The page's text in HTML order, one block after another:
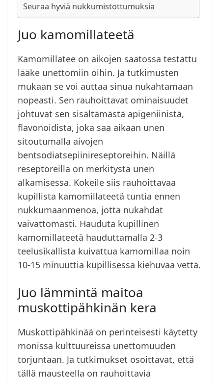
Seuraa hyviä nukkumistottumuksia
Juo kamomillateetä
Kamomillatee on aikojen saatossa testattu
lääke unettomiin öihin. Ja tutkimusten
mukaan se voi auttaa sinua nukahtamaan
nopeasti. Sen rauhoittavat ominaisuudet
johtuvat sen sisältämästä apigeniinistä,
flavonoidista, joka saa aikaan unen
sitoutumalla aivojen
bentsodiatsepiinireseptoreihin. Näillä
reseptoreilla on merkitystä unen
alkamisessa. Kokeile siis rauhoittavaa
kupillista kamomillateetä tuntia ennen
nukkumaanmenoa, jotta nukahdat
vaivattomasti. Hauduta kupillinen
kamomillateetä hauduttamalla 2-3
teelusikallista kuivattua kamomillaa noin
10-15 minuuttia kupillisessa kiehuvaa vettä.
Juo lämmintä maitoa
muskottipähkinän kera
Muskottipähkinää on perinteisesti käytetty
monissa kulttuureissa unettomuuden
torjuntaan. Ja tutkimukset osoittavat, että
tällä mausteella on rauhoittavia